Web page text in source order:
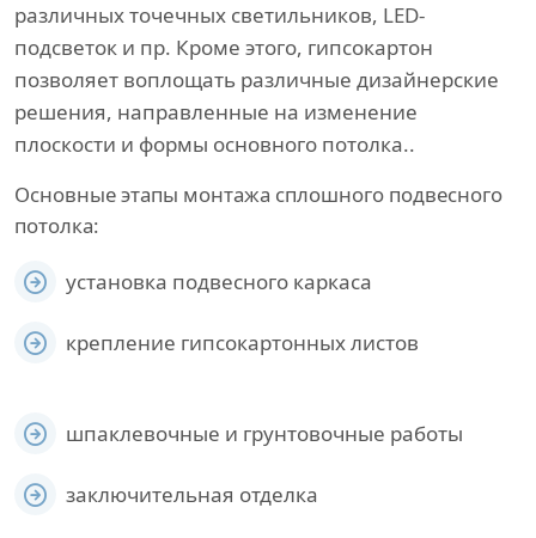
различных точечных светильников, LED-
подсветок и пр. Кроме этого, гипсокартон
позволяет воплощать различные дизайнерские
решения, направленные на изменение
плоскости и формы основного потолка..
Основные этапы монтажа сплошного подвесного
потолка:
установка подвесного каркаса
крепление гипсокартонных листов
шпаклевочные и грунтовочные работы
заключительная отделка